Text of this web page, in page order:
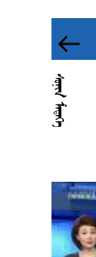
 